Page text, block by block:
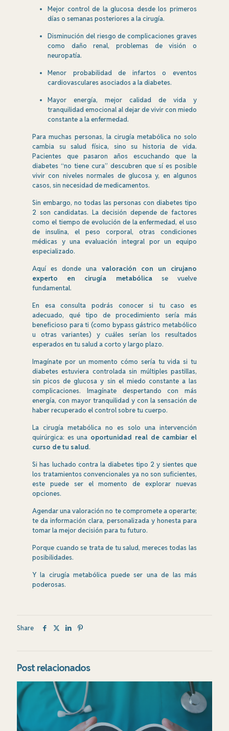
Mejor control de la glucosa desde los primeros
días o semanas posteriores a la cirugía.
Disminución del riesgo de complicaciones graves
como daño renal, problemas de visión o
neuropatía.
Menor probabilidad de infartos o eventos
cardiovasculares asociados a la diabetes.
Mayor energía, mejor calidad de vida y
tranquilidad emocional al dejar de vivir con miedo
constante a la enfermedad.
Para muchas personas, la cirugía metabólica no solo
cambia su salud física, sino su historia de vida.
Pacientes que pasaron años escuchando que la
diabetes “no tiene cura” descubren que sí es posible
vivir con niveles normales de glucosa y, en algunos
casos, sin necesidad de medicamentos.
Sin embargo, no todas las personas con diabetes tipo
2 son candidatas. La decisión depende de factores
como el tiempo de evolución de la enfermedad, el uso
de insulina, el peso corporal, otras condiciones
médicas y una evaluación integral por un equipo
especializado.
Aquí es donde una valoración con un cirujano
experto en cirugía metabólicase vuelve
fundamental.
En esa consulta podrás conocer si tu caso es
adecuado, qué tipo de procedimiento sería más
beneficioso para ti (como bypass gástrico metabólico
u otras variantes) y cuáles serían los resultados
esperados en tu salud a corto y largo plazo.
Imagínate por un momento cómo sería tu vida si tu
diabetes estuviera controlada sin múltiples pastillas,
sin picos de glucosa y sin el miedo constante a las
complicaciones. Imagínate despertando con más
energía, con mayor tranquilidad y con la sensación de
haber recuperado el control sobre tu cuerpo.
La cirugía metabólica no es solo una intervención
quirúrgica: es una oportunidad real de cambiar el
curso de tu salud.
Si has luchado contra la diabetes tipo 2 y sientes que
los tratamientos convencionales ya no son suficientes,
este puede ser el momento de explorar nuevas
opciones.
Agendar una valoración no te compromete a operarte;
te da información clara, personalizada y honesta para
tomar la mejor decisión para tu futuro.
Porque cuando se trata de tu salud, mereces todas las
posibilidades.
Y la cirugía metabólica puede ser una de las más
poderosas.
Share
Post relacionados